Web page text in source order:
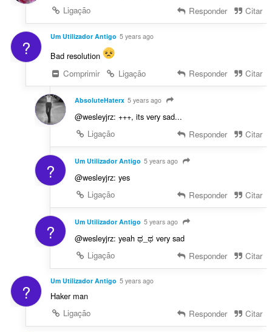
Ligação
Responder Citar
? Um Utilizador Antigo 5 years ago
Bad resolution
Comprimir
Ligação Responder Citar
AbsoluteHaterx 5 years ago
@wesleyjrz: +++, its very sad...
Ligação
Responder Citar
? Um Utilizador Antigo 5 years ago
@wesleyjrz: yes
Ligação
Responder Citar
? Um Utilizador Antigo 5 years ago
@wesleyjrz: yeah ಥ_ಥ very sad
Ligação
Responder Citar
? Um Utilizador Antigo 5 years ago
Haker man
Ligação
Responder Citar